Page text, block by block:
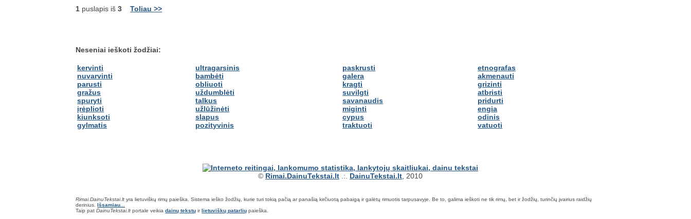
1 puslapis iš3 Toliau >>
Neseniai ieškoti žodžiai:
kervinti
nuvarvinti
parusti
gražus
spuryti
įrėplioti
kiunksoti
gylmatis
ultragarsinis
bambėti
obliuoti
uždumblėti
talkus
užlūžinėti
slapus
pozityvinis
paskrusti
galera
kragti
suvilgti
savanaudis
miginti
cypus
traktuoti
etnografas
akmenauti
grizinti
atbristi
pridurti
engia
odinis
vatuoti
© Rimai.DainuTekstai.lt .:. DainuTekstai.lt , 2010
Rimai.DainuTekstai.lt yra lietuviškų rimų paieška. Sistema ieško žodžių, kurie turi tokią pačią ar panašią kirčiuotą pabaigą ir galėtų rimuotis tarpusavyje. Be to, galima ieškoti ne tik rimų, bet ir žodžių, turinčių įvairius raidžių
derinius.Išsamiau...
Taip patDainuTekstai.lt portale veikiadainų tekstų irlietuviškų patarlių paieška.